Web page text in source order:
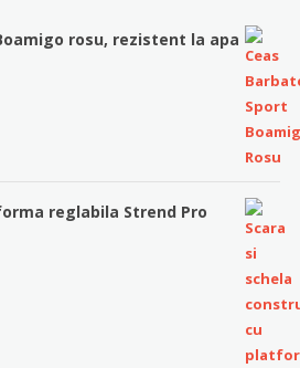
rosu, rezistent la apa
reglabila Strend Pro